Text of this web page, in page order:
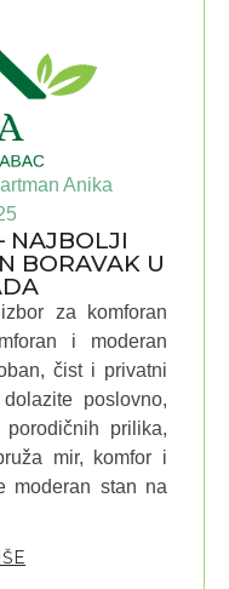
Anika
NAJBOLJI
BORAVAK U
za komforan
i moderan
čist i privatni
poslovno,
prilika,
mir, komfor i
moderan stan na